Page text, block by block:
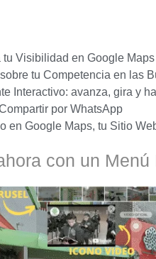
tu Visibilidad en Google Maps
tu Competencia en las
Interactivo: avanza, gira y
por WhatsApp
en Google Maps, tu Sitio
con un Menú